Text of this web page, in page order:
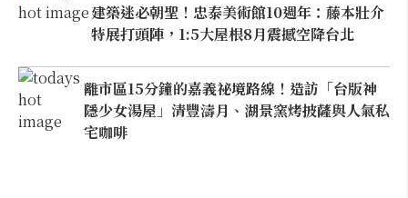
建築迷必朝聖！忠泰美術館10週年：藤本壯介
特展打頭陣，1:5大屋根8月震撼空降台北
離市區15分鐘的嘉義祕境路線！造訪「台版神
隱少女湯屋」清豐濤月、湖景窯烤披薩與人氣私
宅咖啡